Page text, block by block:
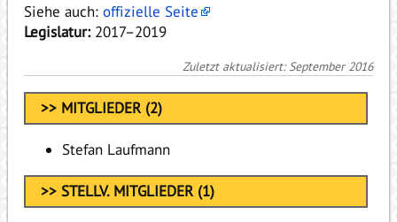
Siehe auch: offizielle Seite
Legislatur:2017–2019
Zuletzt aktualisiert: September 2016
>> MITGLIEDER (2)
Stefan Laufmann
>> STELLV. MITGLIEDER (1)